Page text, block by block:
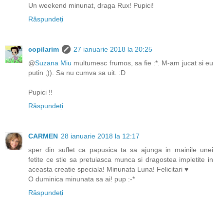
Un weekend minunat, draga Rux! Pupici!
Răspundeți
copilarim
27 ianuarie 2018 la 20:25
@Suzana Miu multumesc frumos, sa fie :*. M-am jucat si eu
putin ;)). Sa nu cumva sa uit. :D
Pupici !!
Răspundeți
CARMEN 28 ianuarie 2018 la 12:17
sper din suflet ca papusica ta sa ajunga in mainile unei
fetite ce stie sa pretuiasca munca si dragostea impletite in
aceasta creatie speciala! Minunata Luna! Felicitari ♥
O duminica minunata sa ai! pup :-*
Răspundeți